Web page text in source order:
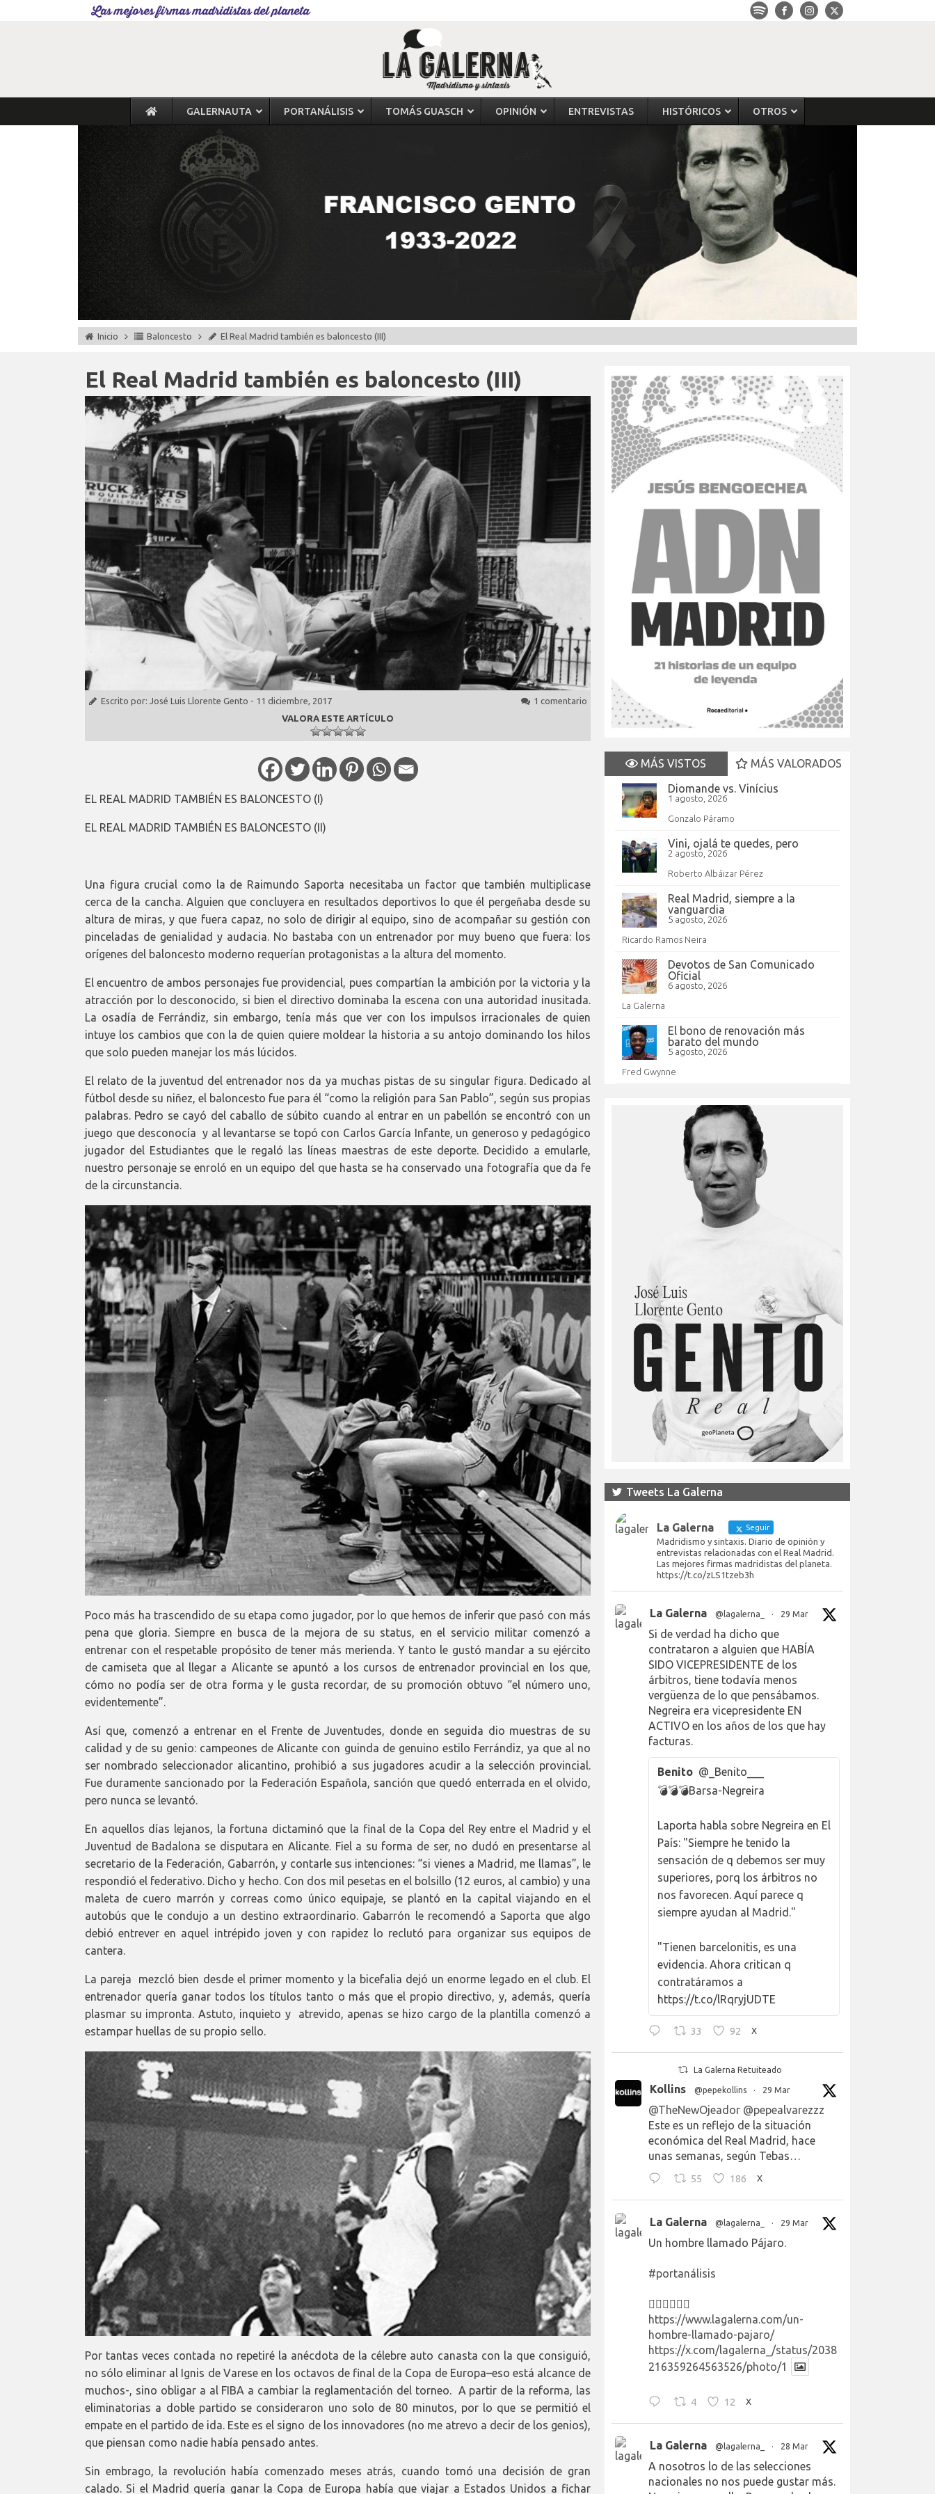
Las mejores firmas madridistas del planeta
GALERNAUTA PORTANÁLISIS TOMÁS GUASCH OPINIÓN ENTREVISTAS HISTÓRICOS OTROS
Inicio Baloncesto El Real Madrid también es baloncesto (III)
El Real Madrid también es baloncesto (III)
Escrito por: José Luis Llorente Gento - 11 diciembre, 2017
1 comentario
VALORA ESTE ARTÍCULO
EL REAL MADRID TAMBIÉN ES BALONCESTO (I)
EL REAL MADRID TAMBIÉN ES BALONCESTO (II)
Una figura crucial como la de Raimundo Saporta necesitaba un factor que también multiplicase
cerca de la cancha. Alguien que concluyera en resultados deportivos lo que él pergeñaba desde su
altura de miras, y que fuera capaz, no solo de dirigir al equipo, sino de acompañar su gestión con
pinceladas de genialidad y audacia. No bastaba con un entrenador por muy bueno que fuera: los
orígenes del baloncesto moderno requerían protagonistas a la altura del momento.
El encuentro de ambos personajes fue providencial, pues compartían la ambición por la victoria y la
atracción por lo desconocido, si bien el directivo dominaba la escena con una autoridad inusitada.
La osadía de Ferrándiz, sin embargo, tenía más que ver con los impulsos irracionales de quien
intuye los cambios que con la de quien quiere moldear la historia a su antojo dominando los hilos
que solo pueden manejar los más lúcidos.
El relato de la juventud del entrenador nos da ya muchas pistas de su singular figura. Dedicado al
fútbol desde su niñez, el baloncesto fue para él “como la religión para San Pablo”, según sus propias
palabras. Pedro se cayó del caballo de súbito cuando al entrar en un pabellón se encontró con un
juego que desconocía y al levantarse se topó con Carlos García Infante, un generoso y pedagógico
jugador del Estudiantes que le regaló las líneas maestras de este deporte. Decidido a emularle,
nuestro personaje se enroló en un equipo del que hasta se ha conservado una fotografía que da fe
de la circunstancia.
Poco más ha trascendido de su etapa como jugador, por lo que hemos de inferir que pasó con más
pena que gloria. Siempre en busca de la mejora de su status, en el servicio militar comenzó a
entrenar con el respetable propósito de tener más merienda. Y tanto le gustó mandar a su ejército
de camiseta que al llegar a Alicante se apuntó a los cursos de entrenador provincial en los que,
cómo no podía ser de otra forma y le gusta recordar, de su promoción obtuvo “el número uno,
evidentemente”.
Así que, comenzó a entrenar en el Frente de Juventudes, donde en seguida dio muestras de su
calidad y de su genio: campeones de Alicante con guinda de genuino estilo Ferrándiz, ya que al no
ser nombrado seleccionador alicantino, prohibió a sus jugadores acudir a la selección provincial.
Fue duramente sancionado por la Federación Española, sanción que quedó enterrada en el olvido,
pero nunca se levantó.
En aquellos días lejanos, la fortuna dictaminó que la final de la Copa del Rey entre el Madrid y el
Juventud de Badalona se disputara en Alicante. Fiel a su forma de ser, no dudó en presentarse al
secretario de la Federación, Gabarrón, y contarle sus intenciones: “si vienes a Madrid, me llamas”, le
respondió el federativo. Dicho y hecho. Con dos mil pesetas en el bolsillo (12 euros, al cambio) y una
maleta de cuero marrón y correas como único equipaje, se plantó en la capital viajando en el
autobús que le condujo a un destino extraordinario. Gabarrón le recomendó a Saporta que algo
debió entrever en aquel intrépido joven y con rapidez lo reclutó para organizar sus equipos de
cantera.
La pareja mezcló bien desde el primer momento y la bicefalia dejó un enorme legado en el club. El
entrenador quería ganar todos los títulos tanto o más que el propio directivo, y, además, quería
plasmar su impronta. Astuto, inquieto y atrevido, apenas se hizo cargo de la plantilla comenzó a
estampar huellas de su propio sello.
Por tantas veces contada no repetiré la anécdota de la célebre auto canasta con la que consiguió,
no sólo eliminar al Ignis de Varese en los octavos de final de la Copa de Europa–eso está alcance de
muchos-, sino obligar a al FIBA a cambiar la reglamentación del torneo. A partir de la reforma, las
eliminatorias a doble partido se consideraron uno solo de 80 minutos, por lo que se permitió el
empate en el partido de ida. Este es el signo de los innovadores (no me atrevo a decir de los genios),
que piensan como nadie había pensado antes.
Sin embrago, la revolución había comenzado meses atrás, cuando tomó una decisión de gran
calado. Si el Madrid quería ganar la Copa de Europa había que viajar a Estados Unidos a fichar
MÁS VISTOS
MÁS VALORADOS
Diomande vs. Vinícius
1 agosto, 2026
Gonzalo Páramo
Vini, ojalá te quedes, pero
2 agosto, 2026
Roberto Albáizar Pérez
Real Madrid, siempre a la
vanguardia
5 agosto, 2026
Ricardo Ramos Neira
Devotos de San Comunicado
Oficial
6 agosto, 2026
La Galerna
El bono de renovación más
barato del mundo
5 agosto, 2026
Fred Gwynne
Tweets La Galerna
La Galerna Seguir
Madridismo y sintaxis. Diario de opinión y
entrevistas relacionadas con el Real Madrid.
Las mejores firmas madridistas del planeta.
https://t.co/zLS1tzeb3h
La Galerna @lagalerna_ · 29 Mar
Si de verdad ha dicho que
contrataron a alguien que HABÍA
SIDO VICEPRESIDENTE de los
árbitros, tiene todavía menos
vergüenza de lo que pensábamos.
Negreira era vicepresidente EN
ACTIVO en los años de los que hay
facturas.
Benito @_Benito___
💣💣💣Barsa-Negreira
Laporta habla sobre Negreira en El
País: "Siempre he tenido la
sensación de q debemos ser muy
superiores, porq los árbitros no
nos favorecen. Aquí parece q
siempre ayudan al Madrid."
"Tienen barcelonitis, es una
evidencia. Ahora critican q
contratáramos a
https://t.co/lRqryjUDTE
33 92 X
La Galerna Retuiteado
Kollins @pepekollins · 29 Mar
@TheNewOjeador @pepealvarezzz
Este es un reflejo de la situación
económica del Real Madrid, hace
unas semanas, según Tebas…
55 186 X
La Galerna @lagalerna_ · 29 Mar
Un hombre llamado Pájaro.
#portanálisis
👉🏻👉🏻👉🏻
https://www.lagalerna.com/un-
hombre-llamado-pajaro/
https://x.com/lagalerna_/status/2038
216359264563526/photo/1
4 12 X
La Galerna @lagalerna_ · 28 Mar
A nosotros lo de las selecciones
nacionales no nos puede gustar más.